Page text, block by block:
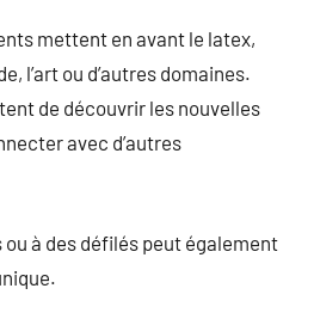
mettent en avant le latex,
l’art ou d’autres domaines.
de découvrir les nouvelles
avec d’autres
à des défilés peut également